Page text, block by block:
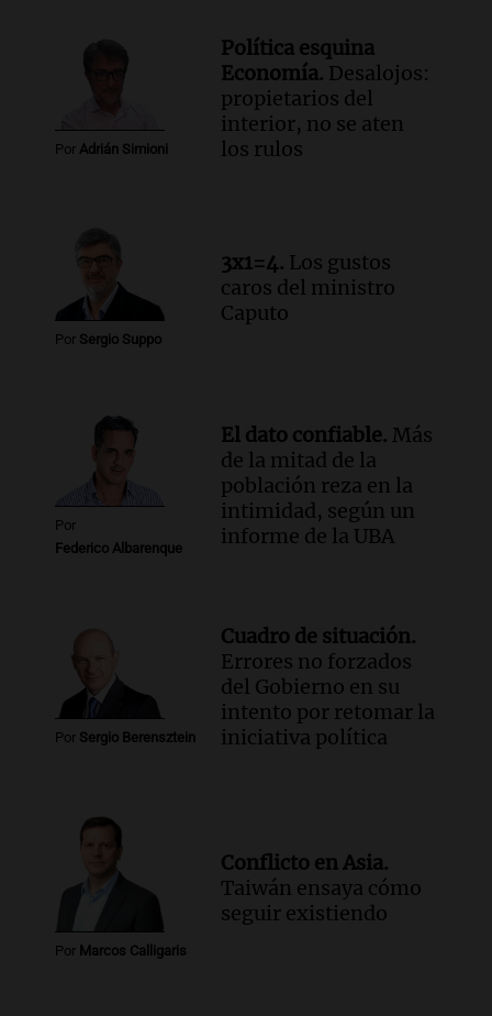
Por Adrián Simioni
Política esquina
Economía. Desalojos:
propietarios del
interior, no se aten
los rulos
Por Sergio Suppo
3x1=4. Los gustos
caros del ministro
Caputo
Por
Federico Albarenque
El dato confiable. Más
de la mitad de la
población reza en la
intimidad, según un
informe de la UBA
Por Sergio Berensztein
Cuadro de situación.
Errores no forzados
del Gobierno en su
intento por retomar la
iniciativa política
Por Marcos Calligaris
Conflicto en Asia.
Taiwán ensaya cómo
seguir existiendo